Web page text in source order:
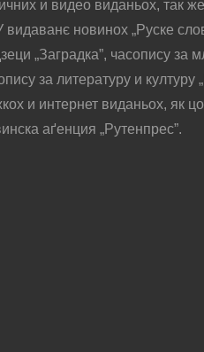
и видео виданьох, так
видаванє новинох „Руске
„Заградка”, часопису за
за литературу и културу
и интернет виданьох, як
аґенция „Рутенпрес”.